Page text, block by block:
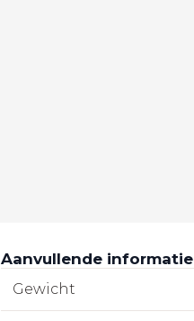
Aanvullende informatie
Gewicht